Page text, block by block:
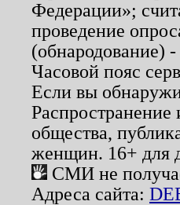
Федерации»;
проведение
(обнародование)
Часовой пояс
Если вы
общества,
женщин. 16+ для
СМИ не
Адреса сайта: